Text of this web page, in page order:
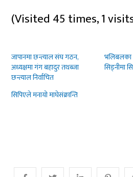
(Visited 45 times, 1
जापानमा छन्त्याल संघ गठन,
अध्यक्षमा गंग बहादुर तथब्जा
छन्त्याल निर्वाचित
भलिबलका
सिड्नीमा
सिपिएले मनायो माघेसंक्रान्ति